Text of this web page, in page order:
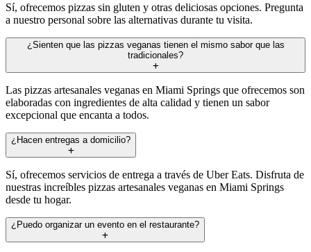
Sí, ofrecemos pizzas sin gluten y otras deliciosas opciones. Pregunta
a nuestro personal sobre las alternativas durante tu visita.
¿Sienten que las pizzas veganas tienen el mismo sabor que las
tradicionales?
Las pizzas artesanales veganas en Miami Springs que ofrecemos son
elaboradas con ingredientes de alta calidad y tienen un sabor
excepcional que encanta a todos.
¿Hacen entregas a domicilio?
Sí, ofrecemos servicios de entrega a través de Uber Eats. Disfruta de
nuestras increíbles pizzas artesanales veganas en Miami Springs
desde tu hogar.
¿Puedo organizar un evento en el restaurante?